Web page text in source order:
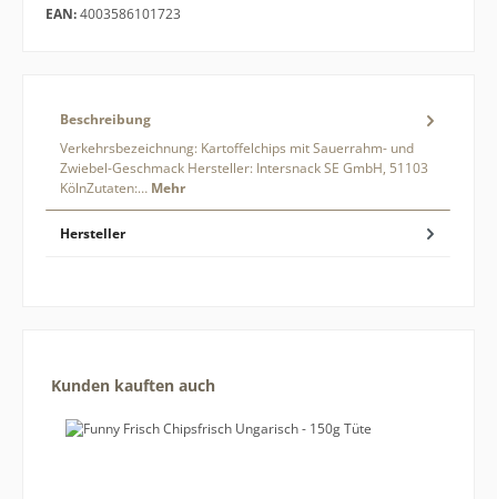
EAN:4003586101723
Beschreibung
Verkehrsbezeichnung: Kartoffelchips mit Sauerrahm- und
Zwiebel-Geschmack Hersteller: Intersnack SE GmbH, 51103
KölnZutaten:… Mehr
Hersteller
Produktgalerie überspringen
Kunden kauften auch